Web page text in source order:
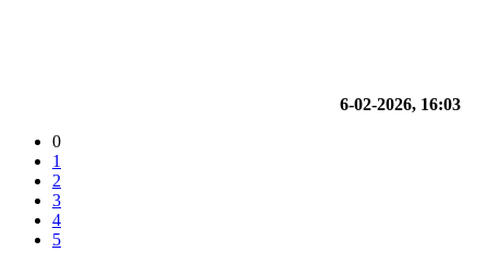
6-02-2026, 16:03
0
1
2
3
4
5